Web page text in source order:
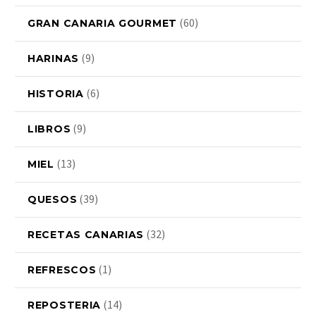
GRAN CANARIA GOURMET (60)
HARINAS (9)
HISTORIA (6)
LIBROS (9)
MIEL (13)
QUESOS (39)
RECETAS CANARIAS (32)
REFRESCOS (1)
REPOSTERIA (14)